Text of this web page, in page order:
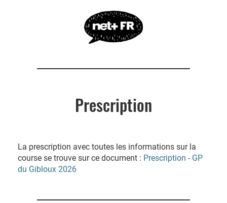
Prescription
La prescription avec toutes les informations sur la
course se trouve sur ce document : Prescription - GP
du Gibloux 2026